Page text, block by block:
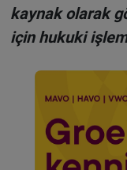
kaynak olarak
için hukuki